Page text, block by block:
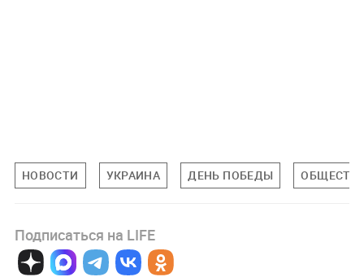
НОВОСТИ УКРАИНА ДЕНЬ ПОБЕДЫ
Подписаться на LIFE